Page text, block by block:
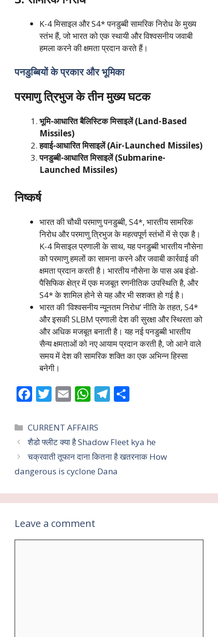
K-4 मिसाइल और S4* पनडुब्बी सामरिक निरोध के मुख्य
स्तंभ हैं, जो भारत को एक स्थायी और विश्वसनीय जवाबी
हमला करने की क्षमता प्रदान करते हैं।
पनडुब्बियों के प्रकार और भूमिका
परमाणु त्रिभुज के तीन मुख्य घटक
भूमि-आधारित बैलिस्टिक मिसाइलें (Land-Based
Missiles)
हवाई-आधारित मिसाइलें (Air-Launched Missiles)
पनडुब्बी-आधारित मिसाइलें (Submarine-
Launched Missiles)
निष्कर्ष
भारत की चौथी परमाणु पनडुब्बी, S4*, भारतीय सामरिक
निरोध और परमाणु त्रिभुज के महत्वपूर्ण स्तंभों में से एक है।
K-4 मिसाइल प्रणाली के साथ, यह पनडुब्बी भारतीय नौसेना
को परमाणु हमलों का सामना करने और जवाबी कार्रवाई की
क्षमता प्रदान करती है। भारतीय नौसेना के पास अब इंडो-
पैसिफिक क्षेत्र में एक मजबूत रणनीतिक उपस्थिति है, और
S4* के शामिल होने से यह और भी सशक्त हो गई है।
भारत की ‘विश्वसनीय न्यूनतम निरोध’ नीति के तहत, S4*
और इसकी SLBM प्रणाली देश की सुरक्षा और स्थिरता को
और अधिक मजबूत बनाती है। यह नई पनडुब्बी भारतीय
सैन्य क्षमताओं को नए आयाम प्रदान करती है, जो आने वाले
समय में देश की सामरिक शक्ति का एक अभिन्न हिस्सा
बनेगी।
F
e
b
o
o
T
itt
er
E
ai
l
W
at
s
A
p
T
gr
a
m
e
Categories
CURRENT AFFAIRS
शैडो फ्लीट क्या है Shadow Fleet kya he
चक्रवाती तूफान दाना कितना है खतरनाक How
dangerous is cyclone Dana
Leave a comment